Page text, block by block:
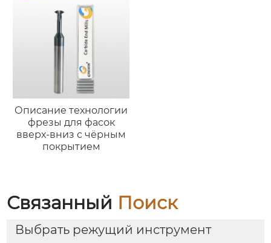
Описание технологии
фрезы для фасок
вверх-вниз с чёрным
покрытием
Связанный Поиск
Выбрать режущий инструмент